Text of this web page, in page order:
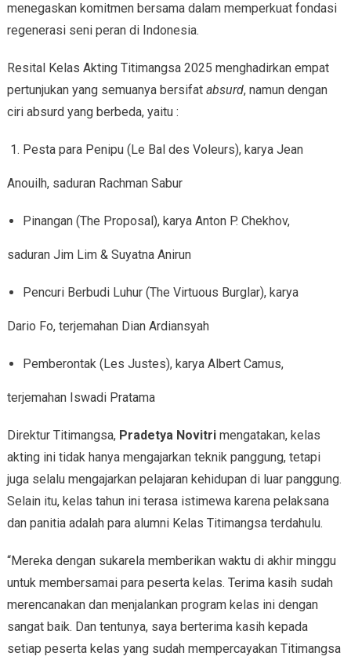
menegaskan komitmen bersama dalam memperkuat fondasi
regenerasi seni peran di Indonesia.
Resital Kelas Akting Titimangsa 2025 menghadirkan empat
pertunjukan yang semuanya bersifat absurd, namun dengan
ciri absurd yang berbeda, yaitu :
Pesta para Penipu (Le Bal des Voleurs), karya Jean
Anouilh, saduran Rachman Sabur
Pinangan (The Proposal), karya Anton P. Chekhov,
saduran Jim Lim & Suyatna Anirun
Pencuri Berbudi Luhur (The Virtuous Burglar), karya
Dario Fo, terjemahan Dian Ardiansyah
Pemberontak (Les Justes), karya Albert Camus,
terjemahan Iswadi Pratama
Direktur Titimangsa, Pradetya Novitrimengatakan, kelas
akting ini tidak hanya mengajarkan teknik panggung, tetapi
juga selalu mengajarkan pelajaran kehidupan di luar panggung.
Selain itu, kelas tahun ini terasa istimewa karena pelaksana
dan panitia adalah para alumni Kelas Titimangsa terdahulu.
“Mereka dengan sukarela memberikan waktu di akhir minggu
untuk membersamai para peserta kelas. Terima kasih sudah
merencanakan dan menjalankan program kelas ini dengan
sangat baik. Dan tentunya, saya berterima kasih kepada
setiap peserta kelas yang sudah mempercayakan Titimangsa